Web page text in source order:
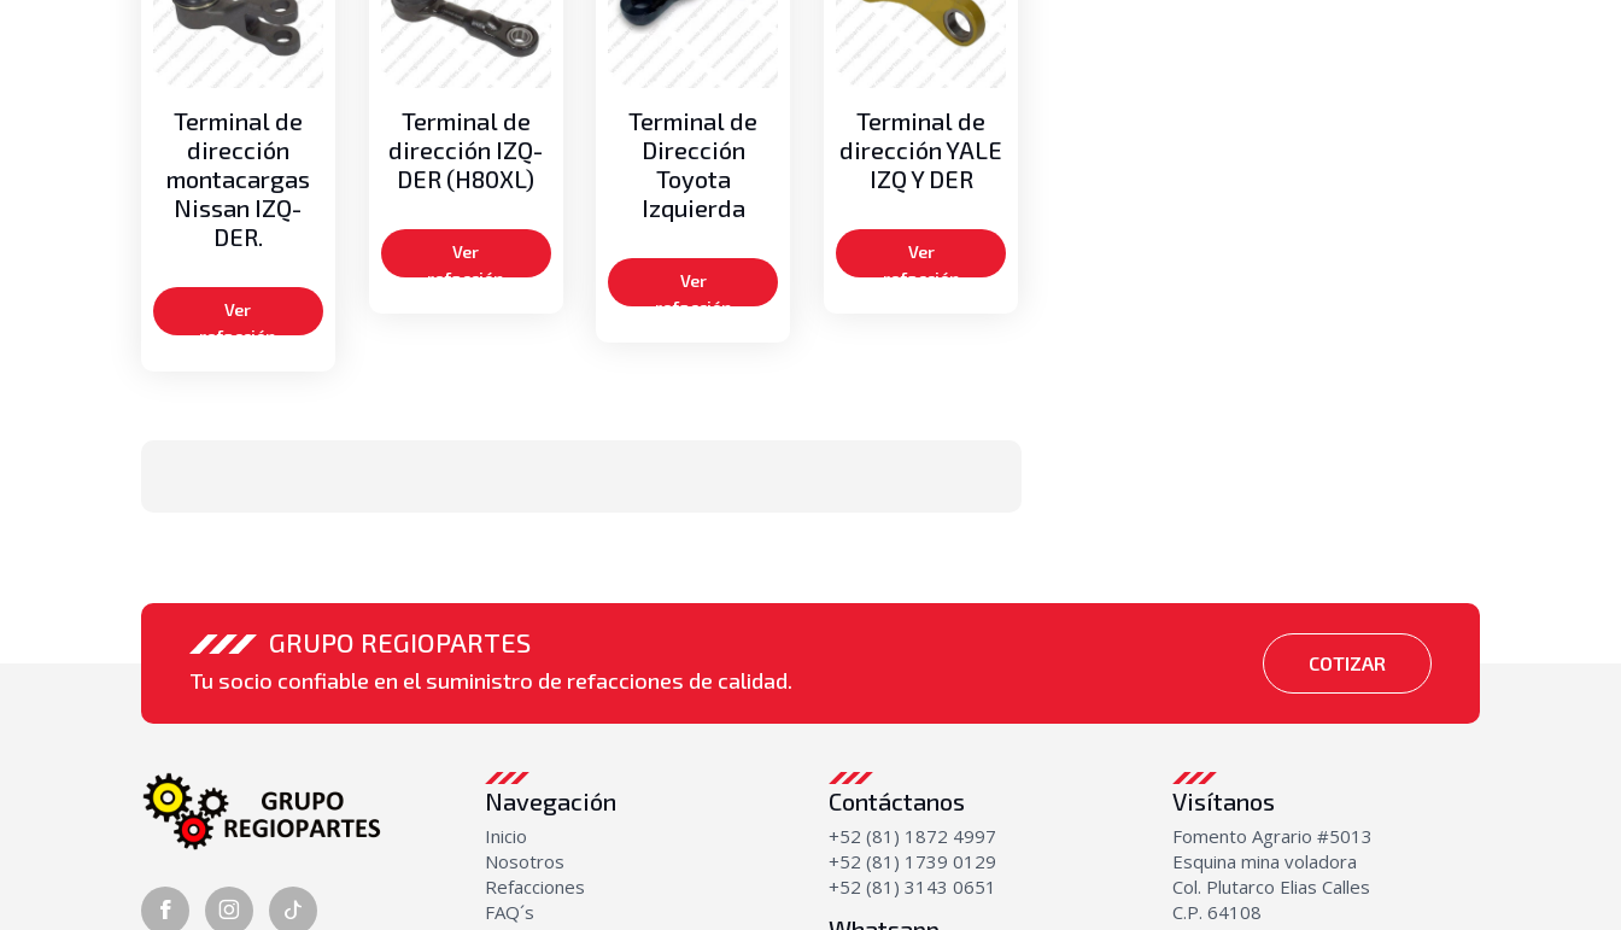
Terminal de
dirección
montacargas
Nissan IZQ-
DER.
Ver
refacción
Terminal de
dirección IZQ-
DER (H80XL)
Ver
refacción
Terminal de
Dirección
Toyota
Izquierda
Ver
refacción
Terminal de
dirección YALE
IZQ Y DER
Ver
refacción
GRUPO REGIOPARTES
Tu socio confiable en el suministro de refacciones de calidad.
COTIZAR
Navegación
Inicio
Nosotros
Refacciones
FAQ´s
Contáctanos
+52 (81) 1872 4997
+52 (81) 1739 0129
+52 (81) 3143 0651
Visítanos
Fomento Agrario #5013
Esquina mina voladora
Col. Plutarco Elias Calles
C.P. 64108